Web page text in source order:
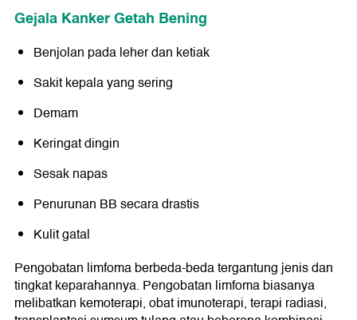
Gejala Kanker Getah Bening
Benjolan pada leher dan ketiak
Sakit kepala yang sering
Demam
Keringat dingin
Sesak napas
Penurunan BB secara drastis
Kulit gatal
Pengobatan limfoma berbeda-beda tergantung jenis dan
tingkat keparahannya. Pengobatan limfoma biasanya
melibatkan kemoterapi, obat imunoterapi, terapi radiasi,